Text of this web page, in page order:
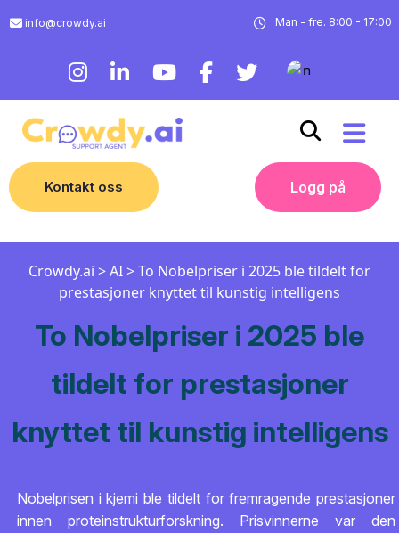
info@crowdy.ai Man - fre. 8:00 - 17:00
Kontakt oss Logg på
Crowdy.ai >AI>To Nobelpriser i 2025 ble tildelt for
prestasjoner knyttet til kunstig intelligens
To Nobelpriser i 2025 ble
tildelt for prestasjoner
knyttet til kunstig intelligens
Nobelprisen i kjemi ble tildelt for fremragende prestasjoner
innen proteinstrukturforskning. Prisvinnerne var den